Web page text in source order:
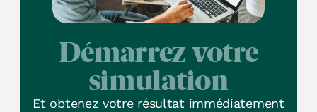
Démarrez votre
simulation
Et obtenez votre résultat immédiatement